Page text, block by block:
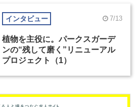
インタビュー 7/13
植物を主役に。パークスガーデ
ンの“残して磨く”リニューアル
プロジェクト（1）